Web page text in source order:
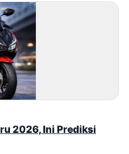
2026, Ini Prediksi